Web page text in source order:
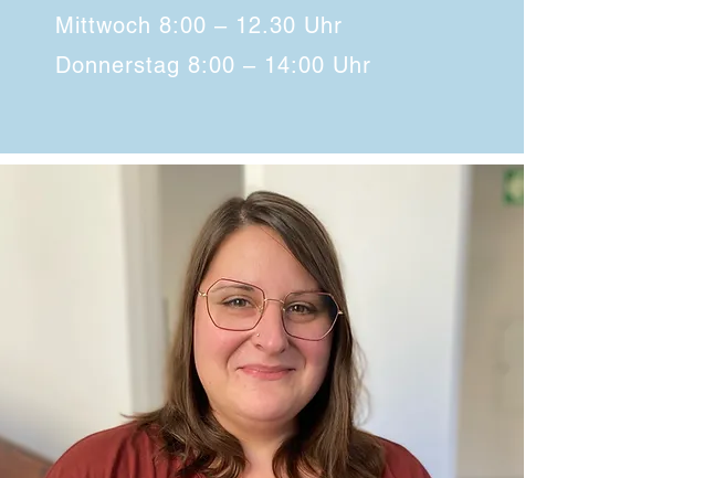
Mittwoch 8:00 – 12.30 Uhr
Donnerstag 8:00 – 14:00 Uhr